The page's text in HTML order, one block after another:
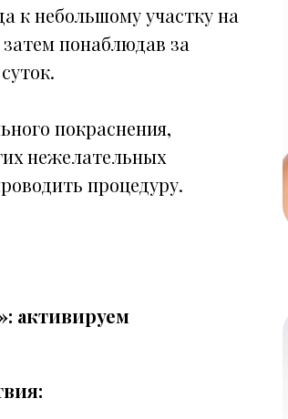
к небольшому участку на
понаблюдав за
покраснения,
нежелательных
процедуру.
активируем